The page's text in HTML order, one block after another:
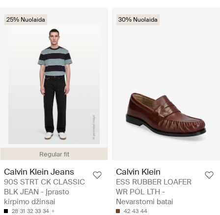
Regular fit
25% Nuolaida
Calvin Klein Jeans
90S STRT CK CLASSIC
BLK JEAN - Įprasto
kirpimo džinsai
28 31 32 33 34
30% Nuolaida
Calvin Klein
ESS RUBBER LOAFER
WR POL LTH -
Nevarstomi batai
42 43 44